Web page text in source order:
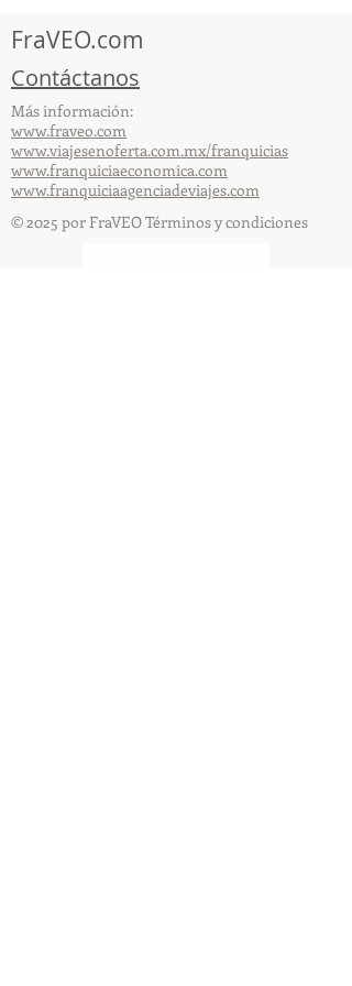
FraVEO.com
Contáctanos
Más información:
www.fraveo.com
www.viajesenoferta.com.mx/franquicias
www.franquiciaeconomica.com
www.franquiciaagenciadeviajes.com
© 2025 por FraVEO Términos y condiciones